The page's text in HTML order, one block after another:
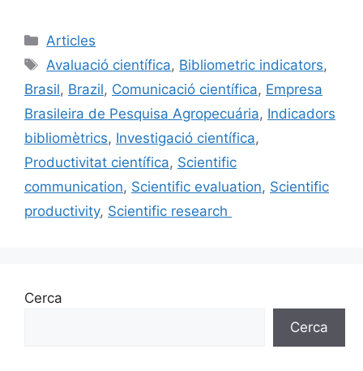
c
e
b
o
o
k
ai
l
s
k
y
e
dI
n
p
ar
te
ix
Categories
Articles
Etiquetes
Avaluació científica, Bibliometric indicators,
Brasil, Brazil, Comunicació científica, Empresa
Brasileira de Pesquisa Agropecuária, Indicadors
bibliomètrics, Investigació científica,
Productivitat científica, Scientific
communication, Scientific evaluation, Scientific
productivity, Scientific research
Cerca
Cerca